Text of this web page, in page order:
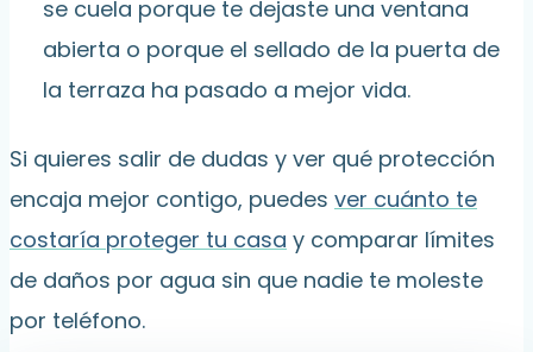
se cuela porque te dejaste una ventana
abierta o porque el sellado de la puerta de
la terraza ha pasado a mejor vida.
Si quieres salir de dudas y ver qué protección
encaja mejor contigo, puedes ver cuánto te
costaría proteger tu casa y comparar límites
de daños por agua sin que nadie te moleste
por teléfono.